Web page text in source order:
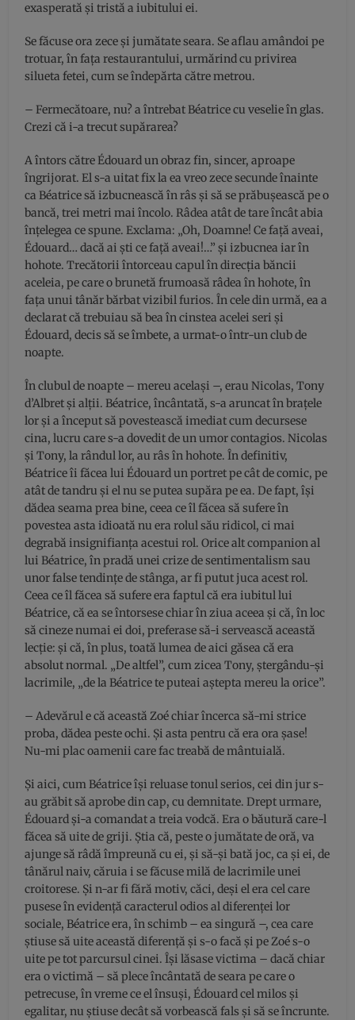
exasperată şi tristă a iubitului ei.
Se făcuse ora zece şi jumătate seara. Se aflau amândoi pe
trotuar, în faţa restaurantului, urmărind cu privirea
silueta fetei, cum se îndepărta către metrou.
– Fermecătoare, nu? a întrebat Béatrice cu veselie în glas.
Crezi că i-a trecut supărarea?
A întors către Édouard un obraz fin, sincer, aproape
îngrijorat. El s-a uitat fix la ea vreo zece secunde înainte
ca Béatrice să izbucnească în râs şi să se prăbuşească pe o
bancă, trei metri mai încolo. Râdea atât de tare încât abia
înţelegea ce spune. Exclama: „Oh, Doamne! Ce faţă aveai,
Édouard… dacă ai şti ce faţă aveai!…” şi izbucnea iar în
hohote. Trecătorii întorceau capul în direcţia băncii
aceleia, pe care o brunetă frumoasă râdea în hohote, în
faţa unui tânăr bărbat vizibil furios. În cele din urmă, ea a
declarat că trebuiau să bea în cinstea acelei seri şi
Édouard, decis să se îmbete, a urmat-o într-un club de
noapte.
În clubul de noapte – mereu acelaşi –, erau Nicolas, Tony
d’Albret şi alţii. Béatrice, încântată, s-a aruncat în braţele
lor şi a început să povestească imediat cum decursese
cina, lucru care s-a dovedit de un umor contagios. Nicolas
şi Tony, la rândul lor, au râs în hohote. În definitiv,
Béatrice îi făcea lui Édouard un portret pe cât de comic, pe
atât de tandru şi el nu se putea supăra pe ea. De fapt, îşi
dădea seama prea bine, ceea ce îl făcea să sufere în
povestea asta idioată nu era rolul său ridicol, ci mai
degrabă insignifianţa acestui rol. Orice alt companion al
lui Béatrice, în pradă unei crize de sentimentalism sau
unor false tendinţe de stânga, ar fi putut juca acest rol.
Ceea ce îl făcea să sufere era faptul că era iubitul lui
Béatrice, că ea se întorsese chiar în ziua aceea şi că, în loc
să cineze numai ei doi, preferase să-i servească această
lecţie: şi că, în plus, toată lumea de aici găsea că era
absolut normal. „De altfel”, cum zicea Tony, ştergându-şi
lacrimile, „de la Béatrice te puteai aştepta mereu la orice”.
– Adevărul e că această Zoé chiar încerca să-mi strice
proba, dădea peste ochi. Şi asta pentru că era ora şase!
Nu-mi plac oamenii care fac treabă de mântuială.
Şi aici, cum Béatrice îşi reluase tonul serios, cei din jur s-
au grăbit să aprobe din cap, cu demnitate. Drept urmare,
Édouard şi-a comandat a treia vodcă. Era o băutură care-l
făcea să uite de griji. Ştia că, peste o jumătate de oră, va
ajunge să râdă împreună cu ei, şi să-şi bată joc, ca şi ei, de
tânărul naiv, căruia i se făcuse milă de lacrimile unei
croitorese. Şi n-ar fi fără motiv, căci, deşi el era cel care
pusese în evidenţă caracterul odios al diferenţei lor
sociale, Béatrice era, în schimb – ea singură –, cea care
ştiuse să uite această diferenţă şi s-o facă şi pe Zoé s-o
uite pe tot parcursul cinei. Îşi lăsase victima – dacă chiar
era o victimă – să plece încântată de seara pe care o
petrecuse, în vreme ce el însuşi, Édouard cel milos şi
egalitar, nu ştiuse decât să vorbească fals şi să se încrunte.